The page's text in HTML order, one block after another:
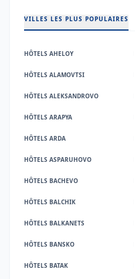
VILLES LES PLUS POPULAIRES
HÔTELS AHELOY
HÔTELS ALAMOVTSI
HÔTELS ALEKSANDROVO
HÔTELS ARAPYA
HÔTELS ARDA
HÔTELS ASPARUHOVO
HÔTELS BACHEVO
HÔTELS BALCHIK
HÔTELS BALKANETS
HÔTELS BANSKO
HÔTELS BATAK